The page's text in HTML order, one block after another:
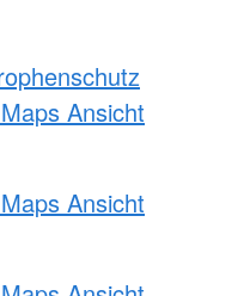
Ansicht
Ansicht